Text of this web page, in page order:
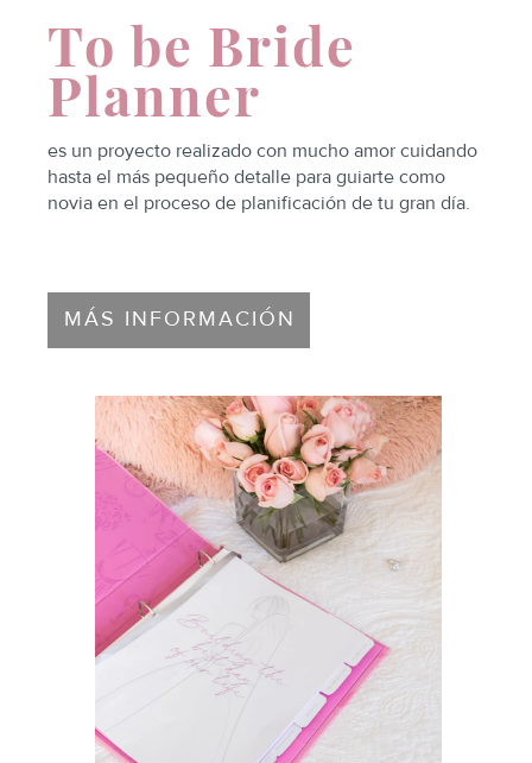
To be Bride
Planner
es un proyecto realizado con mucho amorcuidando
hasta el más pequeño detalle para guiarte como
novia en el procesode planificación de tu gran día.
MÁS INFORMACIÓN